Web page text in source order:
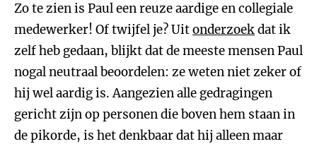
Zo te zien is Paul een reuze aardige en collegiale
medewerker! Of twijfel je? Uitonderzoekdat ik
zelf heb gedaan, blijkt dat de meeste mensen Paul
nogal neutraal beoordelen: ze weten niet zeker of
hij wel aardig is. Aangezien alle gedragingen
gericht zijn op personen die boven hem staan in
de pikorde, is het denkbaar dat hij alleen maar